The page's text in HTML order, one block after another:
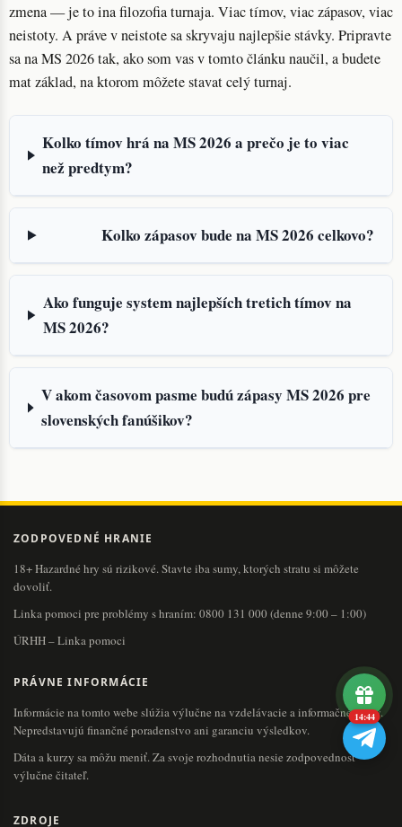
zmena — je to ina filozofia turnaja. Viac tímov, viac zápasov, viac
neistoty. A práve v neistote sa skryvaju najlepšie stávky. Pripravte
sa na MS 2026 tak, ako som vas v tomto článku naučil, a budete
mat základ, na ktorom môžete stavat celý turnaj.
Kolko tímov hrá na MS 2026 a prečo je to viac
než predtym?
Kolko zápasov bude na MS 2026 celkovo?
Ako funguje system najlepších tretich tímov na
MS 2026?
V akom časovom pasme budú zápasy MS 2026 pre
slovenských fanúšikov?
ZODPOVEDNÉ HRANIE
18+ Hazardné hry sú rizikové. Stavte iba sumy, ktorých stratu si môžete
dovoliť.
Linka pomoci pre problémy s hraním: 0800 131 000 (denne 9:00 – 1:00)
ÚRHH – Linka pomoci
PRÁVNE INFORMÁCIE
Informácie na tomto webe slúžia výlučne na vzdelávacie a informačné účely.
Nepredstavujú finančné poradenstvo ani garanciu výsledkov.
Dáta a kurzy sa môžu meniť. Za svoje rozhodnutia nesie zodpovednosť
výlučne čitateľ.
ZDROJE
14:43